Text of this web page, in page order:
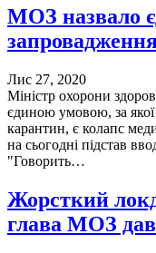
МОЗ назвало
Лис 27, 2020
Міністр охорони
єдиною умовою, за якої
карантин, є колапс
на сьогодні підстав
"Говорить…
Жорсткий
глава МОЗ дав